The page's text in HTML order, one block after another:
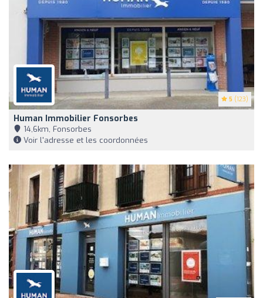
5 (123)
Human Immobilier Fonsorbes
14,6km, Fonsorbes
Voir l'adresse et les coordonnées